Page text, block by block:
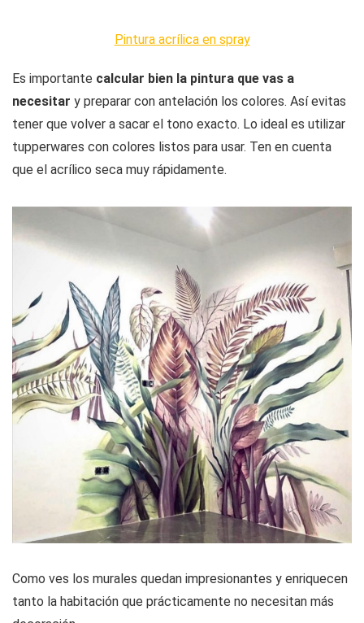
Pintura acrílica en spray
Es importante calcular bien la pintura que vas a
necesitar y preparar con antelación los colores. Así evitas
tener que volver a sacar el tono exacto. Lo ideal es utilizar
tupperwares con colores listos para usar. Ten en cuenta
que el acrílico seca muy rápidamente.
Como ves los murales quedan impresionantes y enriquecen
tanto la habitación que prácticamente no necesitan más